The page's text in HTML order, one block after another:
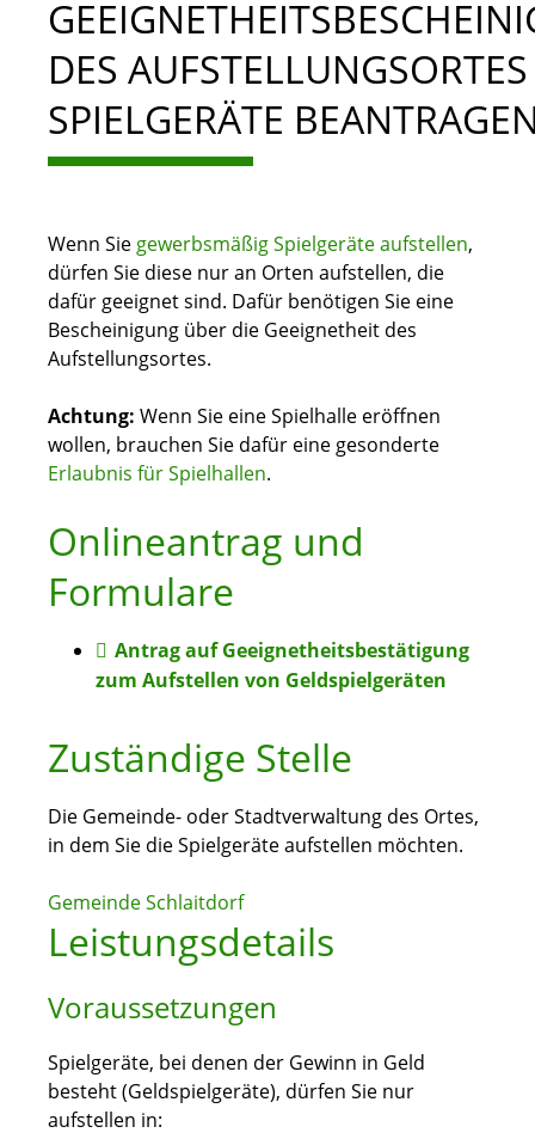
DES
SPIELGERÄTE
Wenn Sie gewerbsmäßig Spielgeräte aufstellen,
dürfen Sie diese nur an Orten aufstellen, die
dafür geeignet sind. Dafür benötigen Sie eine
Bescheinigung über die Geeignetheit des
Aufstellungsortes.
Achtung: Wenn Sie eine Spielhalle eröffnen
wollen, brauchen Sie dafür eine gesonderte
Erlaubnis für Spielhallen.
Onlineantrag und
Formulare
Antrag auf Geeignetheitsbestätigung
zum Aufstellen von Geldspielgeräten
Zuständige Stelle
Die Gemeinde- oder Stadtverwaltung des Ortes,
in dem Sie die Spielgeräte aufstellen möchten.
Gemeinde Schlaitdorf
Leistungsdetails
Voraussetzungen
Spielgeräte, bei denen der Gewinn in Geld
besteht (Geldspielgeräte), dürfen Sie nur
aufstellen in: